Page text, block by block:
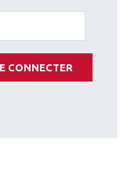
CONNECTER